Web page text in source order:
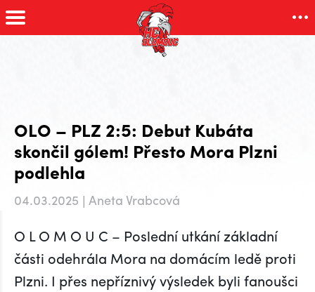
OLO – PLZ 2:5: Debut Kubáta
skončil gólem! Přesto Mora Plzni
podlehla
04.03.2025 | Aneta Vrabcová
O L O M O U C – Poslední utkání základní
části odehrála Mora na domácím ledě proti
Plzni. I přes nepříznivý výsledek byli fanoušci